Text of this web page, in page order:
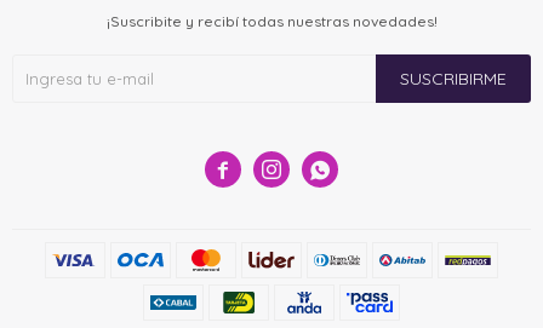
  
¡Suscribite y recibí todas nuestras novedades!
SUSCRIBIRME